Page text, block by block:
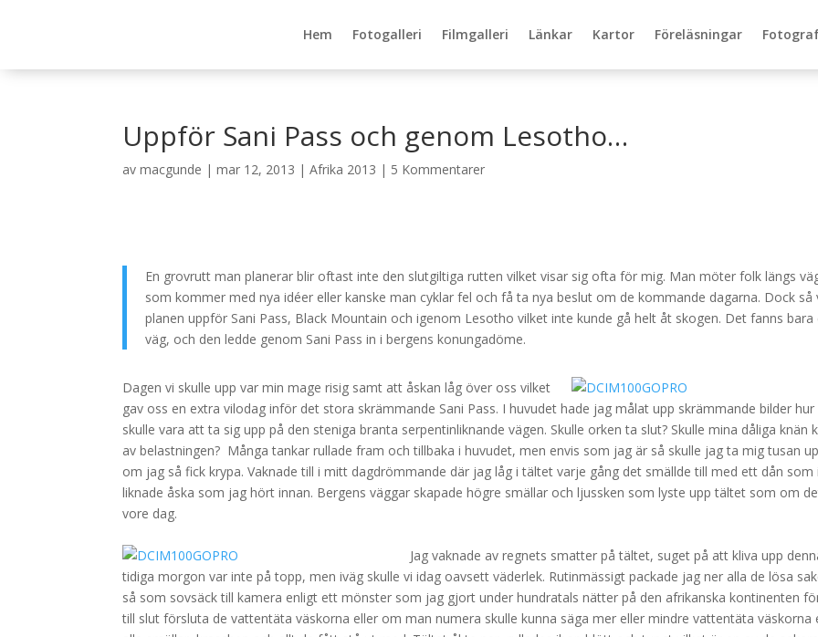
Hem Fotogalleri Filmgalleri Länkar Kartor Föreläsningar
Uppför Sani Pass och genom Lesotho…
avmacgunde |mar 12, 2013 |Afrika 2013 | 5 Kommentarer
En grovrutt man planerar blir oftast inte den slutgiltiga rutten vilket visar sig ofta för mig. Man möter folk längs
som kommer med nya idéer eller kanske man cyklar fel och få ta nya beslut om de kommande dagarna. Dock så
planen uppför Sani Pass, Black Mountain och igenom Lesotho vilket inte kunde gå helt åt skogen. Det fanns bara
väg, och den ledde genom Sani Pass in i bergens konungadöme.
Dagen vi skulle upp var min mage risig samt att åskan låg över oss vilket
gav oss en extra vilodag inför det stora skrämmande Sani Pass. I huvudet hade jag målat upp skrämmande bilder
skulle vara att ta sig upp på den steniga branta serpentinliknande vägen. Skulle orken ta slut? Skulle mina dåliga knän
av belastningen? Många tankar rullade fram och tillbaka i huvudet, men envis som jag är så skulle jag ta mig tusan
om jag så fick krypa. Vaknade till i mitt dagdrömmande där jag låg i tältet varje gång det smällde till med ett dån som
liknade åska som jag hört innan. Bergens väggar skapade högre smällar och ljussken som lyste upp tältet som om
vore dag.
Jag vaknade av regnets smatter på tältet, suget på att kliva upp
tidiga morgon var inte på topp, men iväg skulle vi idag oavsett väderlek. Rutinmässigt packade jag ner alla de lösa
så som sovsäck till kamera enligt ett mönster som jag gjort under hundratals nätter på den afrikanska kontinenten
till slut försluta de vattentäta väskorna eller om man numera skulle kunna säga mer eller mindre vattentäta väskorna